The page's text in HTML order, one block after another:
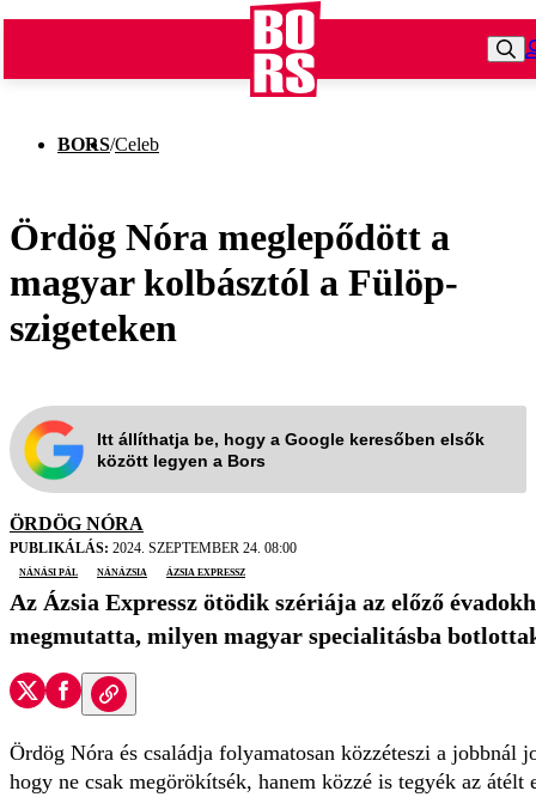
BORS/Celeb
Ördög Nóra meglepődött a
magyar kolbásztól a Fülöp-
szigeteken
Itt állíthatja be, hogy a Google keresőben elsők
között legyen a Bors
ÖRDÖG NÓRA
PUBLIKÁLÁS: 2024. SZEPTEMBER 24. 08:00
nánási pál
Nánázsia Ázsia Expressz
Az Ázsia Expressz ötödik szériája az előző
megmutatta, milyen magyar specialitásba
Ördög Nóra és családja folyamatosan közzéteszi a
hogy ne csak megörökítsék, hanem közzé is tegyék az